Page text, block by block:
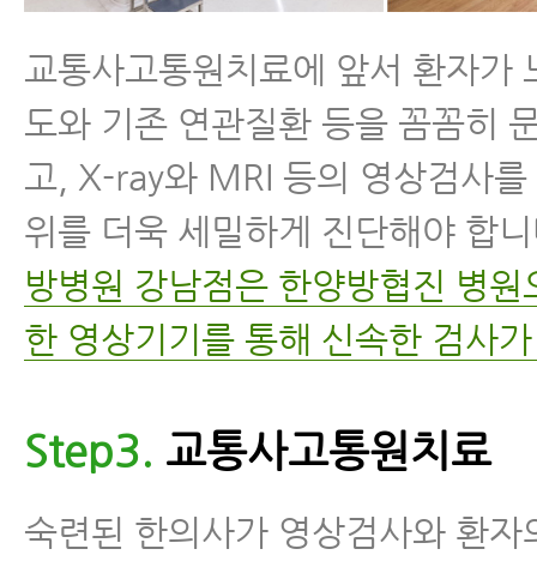
교통사고통원치료에 앞서 환자가
도와 기존 연관질환 등을 꼼꼼히
고, X-ray와 MRI 등의 영상검사를
위를 더욱 세밀하게 진단해야 합
방병원 강남점은 한양방협진 병원
한 영상기기를 통해 신속한 검사
Step3. 교통사고통원치료
숙련된 한의사가 영상검사와 환자